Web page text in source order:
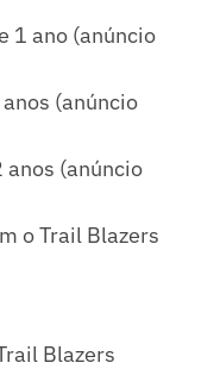
1 ano (anúncio
(anúncio
anos (anúncio
o Trail Blazers
Blazers